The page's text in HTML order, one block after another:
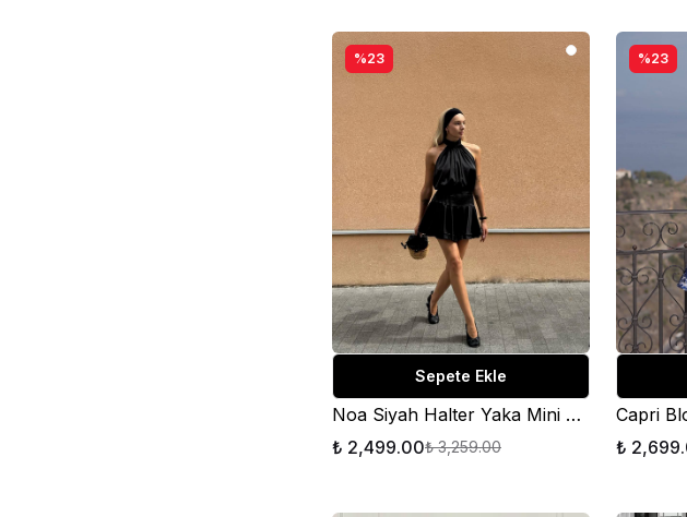
%23
Sepete Ekle
Noa Siyah Halter Yaka Mini Elbise
₺ 2,499.00₺ 3,259.00
%23
₺